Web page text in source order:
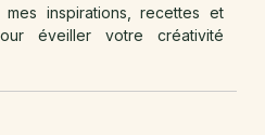
inspirations, recettes et
éveiller votre créativité